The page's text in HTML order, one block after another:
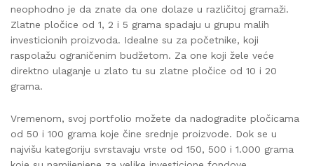
neophodno je da znate da one dolaze u različitoj gramaži.
Zlatne pločice od 1, 2 i 5 grama spadaju u grupu malih
investicionih proizvoda. Idealne su za početnike, koji
raspolažu ograničenim budžetom. Za one koji žele veće
direktno ulaganje u zlato tu su zlatne pločice od 10 i 20
grama.
Vremenom, svoj portfolio možete da nadogradite pločicama
od 50 i 100 grama koje čine srednje proizvode. Dok se u
najvišu kategoriju svrstavaju vrste od 150, 500 i 1.000 grama